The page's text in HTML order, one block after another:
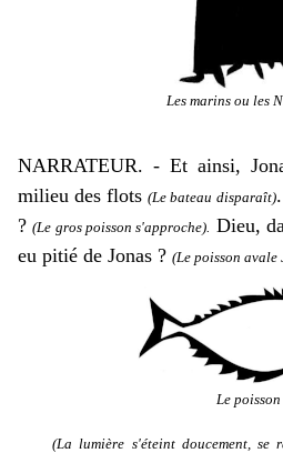
Les marins ou les
NARRATEUR. - Et ainsi,
milieu des flots(Le bateau disparaît)
?(Le gros poisson s'approche). Dieu,
eu pitié de Jonas ? (Le poisson avale
Le poisson
(La lumière s'éteint doucement, se